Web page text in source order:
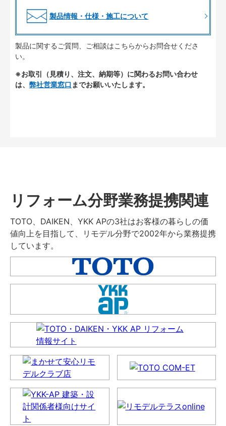
製品情報・仕様・施工について
製品に関するご質問、ご相談はこちらからお問合せくださ
い。
※お取引（見積り、注文、納期等）に関わるお問い合わせ
は、 弊社営業窓口 までお願いいたします。
リフォーム分野業務提携関連
TOTO、DAIKEN、YKK APの3社はお客様の暮らしの価
値向上を目指して、リモデル分野で2002年から業務提携
しています。